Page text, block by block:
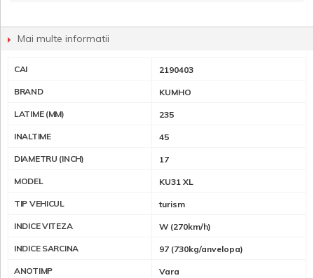
Mai multe informatii
CAI 2190403
BRAND KUMHO
LATIME (MM) 235
INALTIME 45
DIAMETRU (INCH) 17
MODEL KU31 XL
TIP VEHICUL turism
INDICE VITEZA W (270km/h)
INDICE SARCINA 97 (730kg/anvelopa)
ANOTIMP Vara